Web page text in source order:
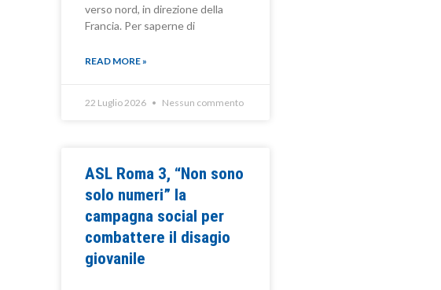
verso nord, in direzione della
Francia. Per saperne di
READ MORE »
22 Luglio 2026 Nessun commento
ASL Roma 3, “Non sono
solo numeri” la
campagna social per
combattere il disagio
giovanile